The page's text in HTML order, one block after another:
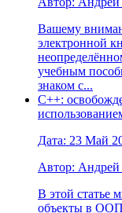
Вашему
электронной
учебным
знаком с...
С++:
Дата: 23 Май
Автор: Андрей
В этой статье
объекты в ООП